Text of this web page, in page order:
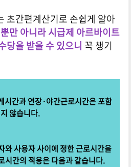
초간편계산기로 손쉽게 알아
만 아니라 시급제 아르바이트
당을 받을 수 있으니 꼭 챙기
간과 연장·야간근로시간은 포함
않습니다.
와 사용자 사이에 정한 근로시간을
시간의 적용은 다음과 같습니다.